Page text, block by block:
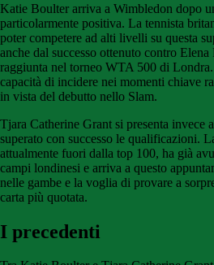
Katie Boulter arriva a Wimbledon dopo
particolarmente positiva. La tennista
poter competere ad alti livelli su questa
anche dal successo ottenuto contro
raggiunta nel torneo WTA 500 di
capacità di incidere nei momenti chiave
in vista del debutto nello Slam.
Tjara Catherine Grant si presenta invece
superato con successo le qualificazioni.
attualmente fuori dalla top 100, ha già
campi londinesi e arriva a questo
nelle gambe e la voglia di provare a
carta più quotata.
I precedenti